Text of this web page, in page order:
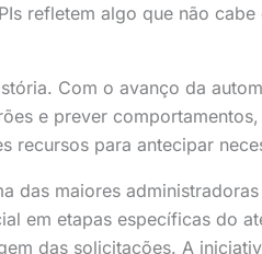
refletem algo que não
Com o avanço da
e prever
recursos para antecipar
das maiores
em etapas específicas do
das solicitações. A